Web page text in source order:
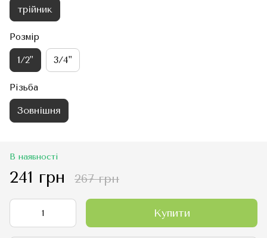
трійник
Розмір
1/2" 3/4"
Різьба
Зовнішня
В наявності
241 грн 267 грн
Купити